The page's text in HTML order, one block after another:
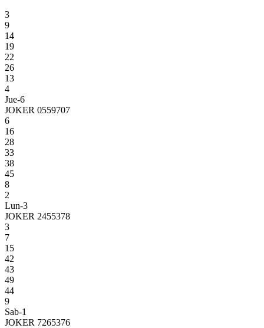
3
9
14
19
22
26
13
4
Jue-6
JOKER 0559707
6
16
28
33
38
45
8
2
Lun-3
JOKER 2455378
3
7
15
42
43
49
44
9
Sab-1
JOKER 7265376